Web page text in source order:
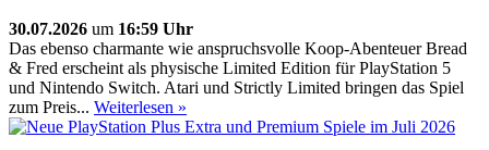
30.07.2026 um 16:59 Uhr
Das ebenso charmante wie anspruchsvolle Koop-Abenteuer Bread
& Fred erscheint als physische Limited Edition für PlayStation 5
und Nintendo Switch. Atari und Strictly Limited bringen das Spiel
zum Preis... Weiterlesen »